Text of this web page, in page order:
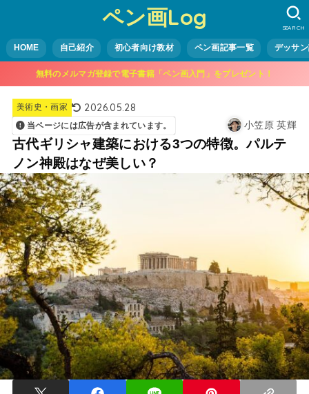
ペン画Log
HOME 自己紹介 初心者向け教材 ペン画記事一覧 デッサ
SEARCH
無料のメルマガ登録で電子書籍「ペン画入門」をプレゼント！
美術史・画家 2026.05.28
当ページには広告が含まれています。 小笠原 英輝
古代ギリシャ建築における3つの特徴。パルテ
ノン神殿はなぜ美しい？